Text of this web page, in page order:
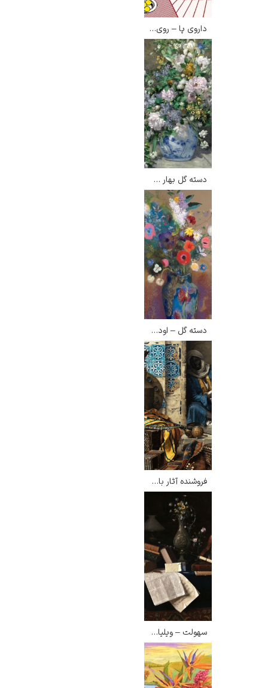
داروی پا – روی لیکتنستاین
دسته گل بهار – پیر آگوست رنوآر
دسته گل – اودیلون ردون
فروشنده آثار باستانی – لودویگ دویچ
سهولت – ویلیام هارنت